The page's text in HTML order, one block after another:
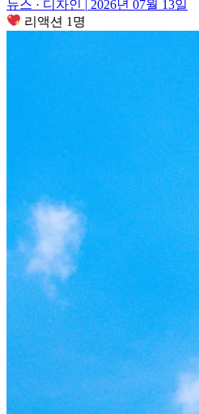
뉴스 · 디자인
2026년 07월 13일
리액션 1명